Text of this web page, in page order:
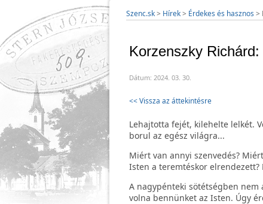
Szenc.sk> Hírek> Érdekes és hasznos >
Korzenszky
Dátum: 2024. 03. 30.
<< Vissza az áttekintésre
Lehajtotta fejét, kilehelte lelkét.
borul az egész világra...
Miért van annyi szenvedés?
Isten a teremtéskor
A nagypénteki sötétségben
volna bennünket az Isten. Úgy